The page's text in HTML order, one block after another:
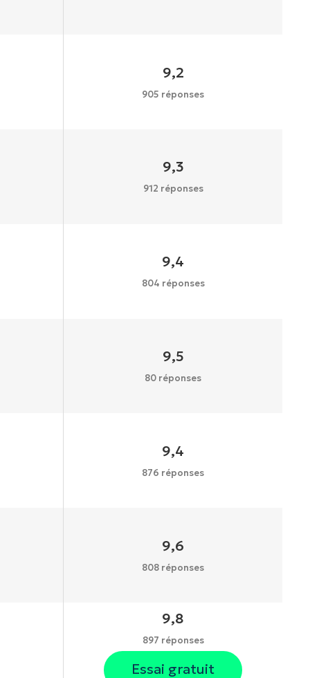
9,2
905 réponses
9,3
912 réponses
9,4
804 réponses
9,5
80 réponses
9,4
876 réponses
9,6
808 réponses
9,8
897 réponses
Essai gratuit